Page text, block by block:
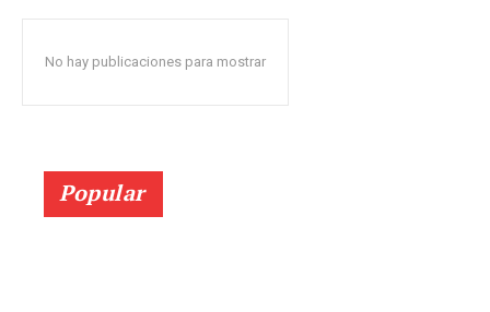
No hay publicaciones para mostrar
Popular